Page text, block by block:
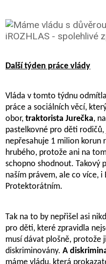
Další týden práce vlády
Vláda v tomto týdnu
práce a sociálních věcí,
obor,traktorista Jurečka,
pastelkovné pro děti
nepřesahuje 1 milion korun
hrubého, protože ani na
schopno shodnout. Takový
naším právem, ale co více,
Protektorátním.
Tak na to by nepřišel asi
pro děti, které zpravidla
musí dávat plošně, protože
diskriminovány.A